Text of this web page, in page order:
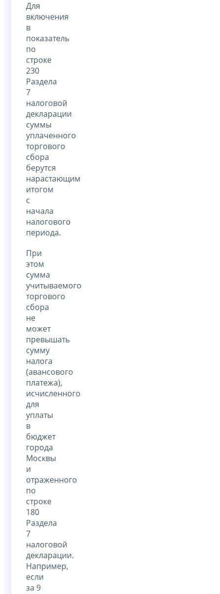
Для
включения
в
показатель
по
строке
230
Раздела
7
налоговой
декларации
суммы
уплаченного
торгового
сбора
берутся
нарастающим
итогом
с
начала
налогового
периода.
При
этом
сумма
учитываемого
торгового
сбора
не
может
превышать
сумму
налога
(авансового
платежа),
исчисленного
для
уплаты
в
бюджет
города
Москвы
и
отраженного
по
строке
180
Раздела
7
налоговой
декларации.
Например,
если
за 9